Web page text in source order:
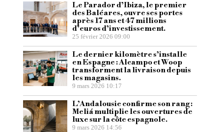
Le Parador d’Ibiza, le premier
des Baléares, ouvre ses portes
après 17 ans et 47 millions
d’euros d’investissement.
25 février 2026 09:00
Le dernier kilomètre s’installe
en Espagne : Alcampo et Woop
transforment la livraison depuis
les magasins.
9 mars 2026 10:17
L’Andalousie confirme son rang :
Meliá multiplie les ouvertures de
luxe sur la côte espagnole.
9 mars 2026 14:56